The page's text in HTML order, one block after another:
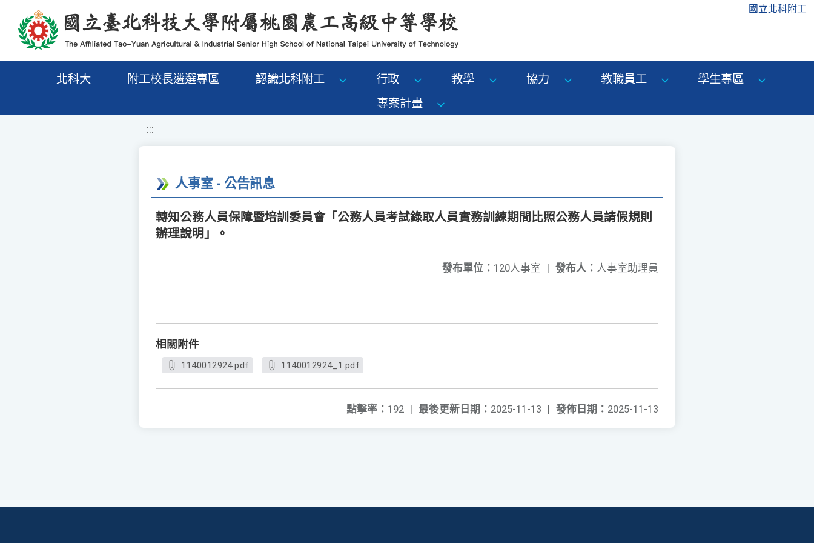
移至網頁之主要內容區位置 國立北科附工
北科大 附工校長遴選專區 認識北科附工 行政 教學 協力 教職員工
學生專區
專案計畫
:::
人事室 - 公告訊息
轉知公務人員保障暨培訓委員會「公務人員考試錄取人員實務訓練期間比照公務人員請假規則
辦理說明」。
發布人： 人事室助理員
發布單位： 120人事室 |
相關附件
1140012924.pdf 1140012924_1.pdf
發佈日期： 2025-11-13
最後更新日期： 2025-11-13 |
點擊率： 192 |